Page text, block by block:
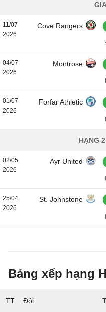
11/07
2026
Cove Rangers
04/07
2026
Montrose
01/07
2026
Forfar Athletic
HẠNG
02/05
2026
Ayr United
25/04
2026
St. Johnstone
Bảng xếp hạng
TT Đội